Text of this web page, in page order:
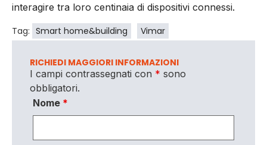
interagire tra loro centinaia di dispositivi connessi.
Tag: Smart home&building Vimar
RICHIEDI MAGGIORI INFORMAZIONI
I campi contrassegnati con * sono
obbligatori.
Nome *